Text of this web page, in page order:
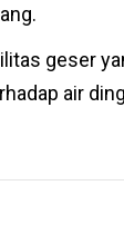
geser
air